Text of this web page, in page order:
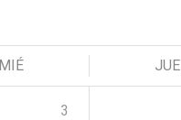
MIÉ JUE
3